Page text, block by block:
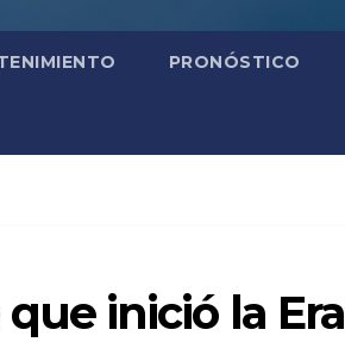
PRONÓSTICO
inició la Era